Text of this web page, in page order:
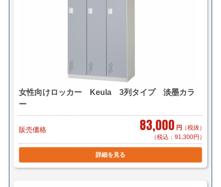
■神奈川県・東京都 1台 ￥8,800（メーカー直送 車
■大阪・京都・奈良 1台 ￥8,400（メーカー直送 車
上荷台渡し）
＊複数（他商品含む）ご購入の場合は同梱等、最良の方
女性向けロッカー Keula 3列タイプ 淡墨カラ
ー
販売価格 83,000 円 （税抜）
（税込：91,300円）
詳細を見る